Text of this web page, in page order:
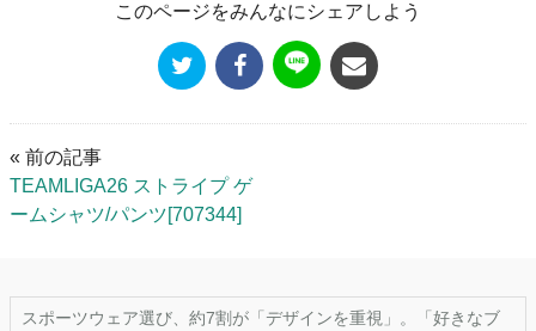
このページをみんなにシェアしよう
« 前の記事
TEAMLIGA26 ストライプ ゲ
ームシャツ/パンツ[707344]
スポーツウェア選び、約7割が「デザインを重視」。「好きなブ